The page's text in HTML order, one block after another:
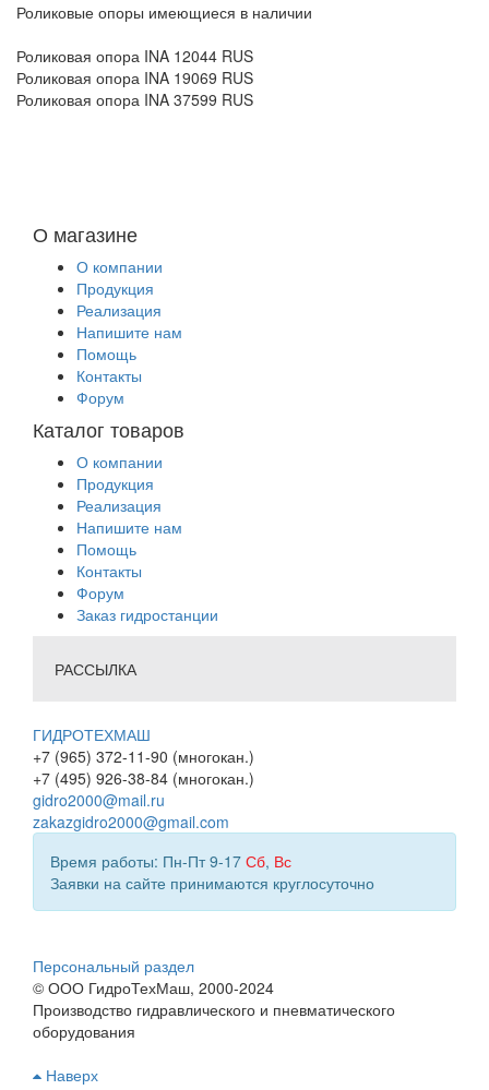
Роликовые опоры имеющиеся в наличии
Роликовая опора INA 12044 RUS
Роликовая опора INA 19069 RUS
Роликовая опора INA 37599 RUS
О магазине
О компании
Продукция
Реализация
Напишите нам
Помощь
Контакты
Форум
Каталог товаров
О компании
Продукция
Реализация
Напишите нам
Помощь
Контакты
Форум
Заказ гидростанции
РАССЫЛКА
ГИДРОТЕХМАШ
+7 (965) 372-11-90 (многокан.)
+7 (495) 926-38-84 (многокан.)
gidro2000@mail.ru
zakazgidro2000@gmail.com
Время работы: Пн-Пт 9-17 Сб, Вс
Заявки на сайте принимаются круглосуточно
Персональный раздел
© ООО ГидроТехМаш, 2000-2024
Производство гидравлического и пневматического
оборудования
Наверх